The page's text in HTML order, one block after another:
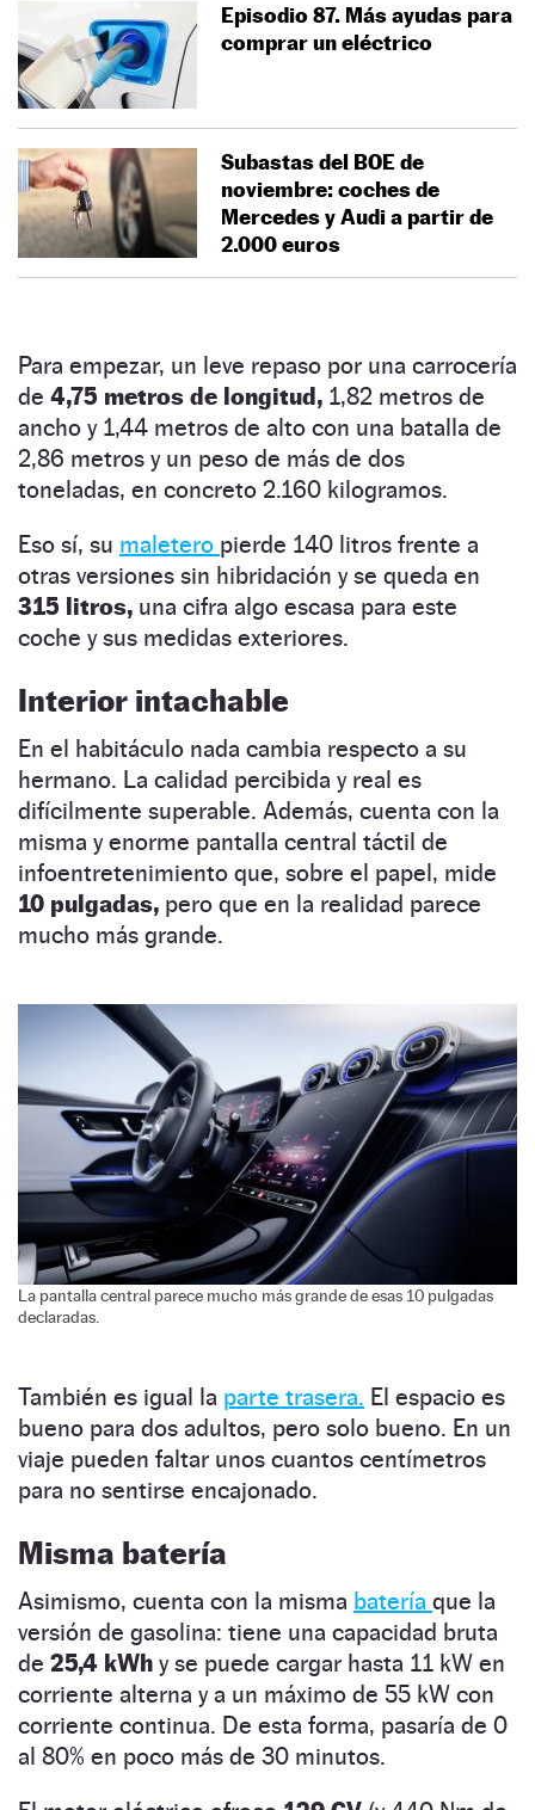
Episodio 87. Más ayudas para
comprar un eléctrico
Subastas del BOE de
noviembre: coches de
Mercedes y Audi a partir de
2.000 euros
Para empezar, un leve repaso por una carrocería
de 4,75 metros de longitud, 1,82 metros de
ancho y 1,44 metros de alto con una batalla de
2,86 metros y un peso de más de dos
toneladas, en concreto 2.160 kilogramos.
Eso sí, su maletero pierde 140 litros frente a
otras versiones sin hibridación y se queda en
315 litros, una cifra algo escasa para este
coche y sus medidas exteriores.
Interior intachable
En el habitáculo nada cambia respecto a su
hermano. La calidad percibida y real es
difícilmente superable. Además, cuenta con la
misma y enorme pantalla central táctil de
infoentretenimiento que, sobre el papel, mide
10 pulgadas, pero que en la realidad parece
mucho más grande.
La pantalla central parece mucho más grande de esas 10 pulgadas
declaradas.
También es igual la parte trasera. El espacio es
bueno para dos adultos, pero solo bueno. En un
viaje pueden faltar unos cuantos centímetros
para no sentirse encajonado.
Misma batería
Asimismo, cuenta con la misma batería que la
versión de gasolina: tiene una capacidad bruta
de 25,4 kWh y se puede cargar hasta 11 kW en
corriente alterna y a un máximo de 55 kW con
corriente continua. De esta forma, pasaría de 0
al 80% en poco más de 30 minutos.